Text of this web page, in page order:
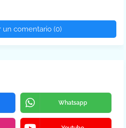
un comentario (0)
Whatsapp